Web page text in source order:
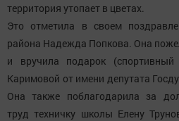
территория утопает в цветах.
Это отметила в своем
района Надежда Попкова. Она
и вручила подарок
Каримовой от имени депутата
Она также поблагодарила за
труд техничку школы Елену